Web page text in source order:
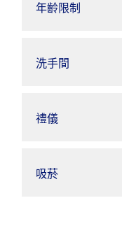
年齡限制
洗手間
禮儀
吸菸